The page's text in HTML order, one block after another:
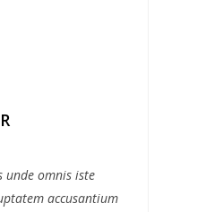
unde omnis iste
accusantium